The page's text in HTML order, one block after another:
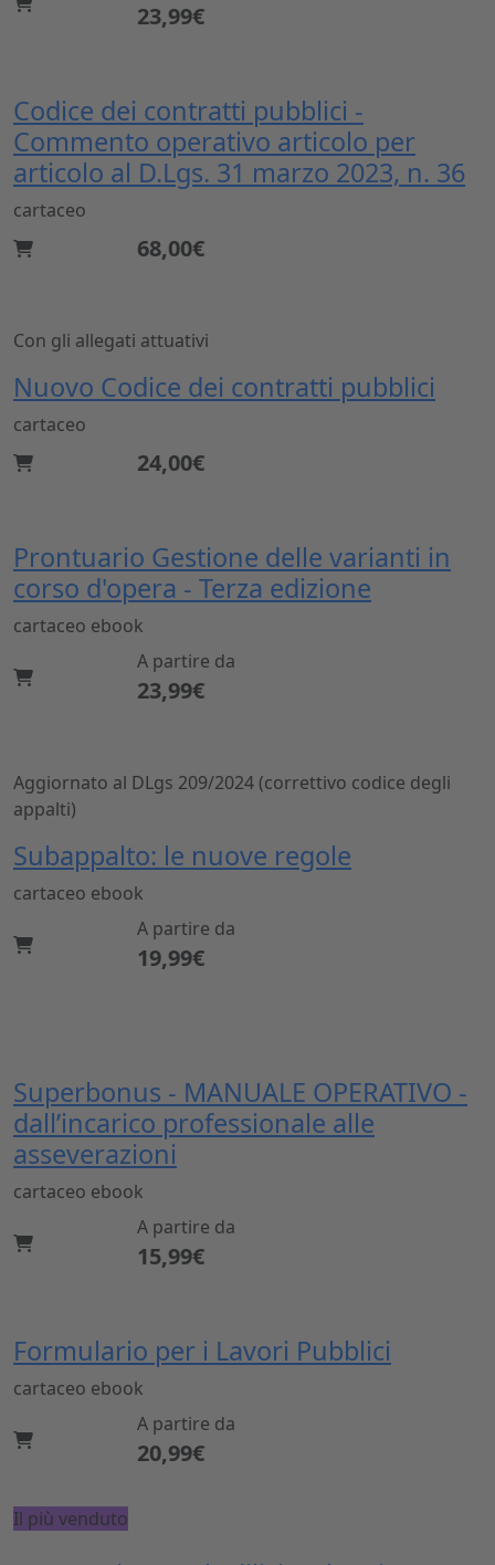
23,99€
Codice dei contratti pubblici -
Commento operativo articolo per
articolo al D.Lgs. 31 marzo 2023, n. 36
cartaceo
68,00€
Con gli allegati attuativi
Nuovo Codice dei contratti pubblici
cartaceo
24,00€
Prontuario Gestione delle varianti in
corso d'opera - Terza edizione
cartaceo ebook
A partire da
23,99€
Aggiornato al DLgs 209/2024 (correttivo codice degli
appalti)
Subappalto: le nuove regole
cartaceo ebook
A partire da
19,99€
Superbonus - MANUALE OPERATIVO -
dall’incarico professionale alle
asseverazioni
cartaceo ebook
A partire da
15,99€
Formulario per i Lavori Pubblici
cartaceo ebook
A partire da
20,99€
Il più venduto